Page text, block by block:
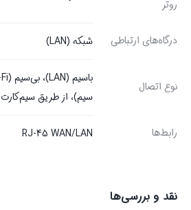
روتر
درگاه‌های ارتباطی شبکه (LAN)
نوع اتصال
سیم)، از طریق سیم‌کارت
رابط‌ها RJ-45 WAN/LAN
نقد و بررسی‌ها